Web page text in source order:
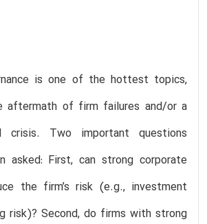
is one of the hottest topics,
aftermath of firm failures and/or a
crisis. Two important questions
asked: First, can strong corporate
the firm’s risk (e.g., investment
risk)? Second, do firms with strong